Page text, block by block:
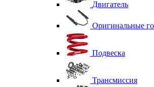
Двигатель
Оригинальные
Подвеска
Трансмиссия